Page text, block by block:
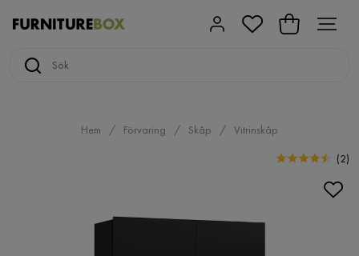
Hem Förvaring Skåp
Vitrinskåp
(2)